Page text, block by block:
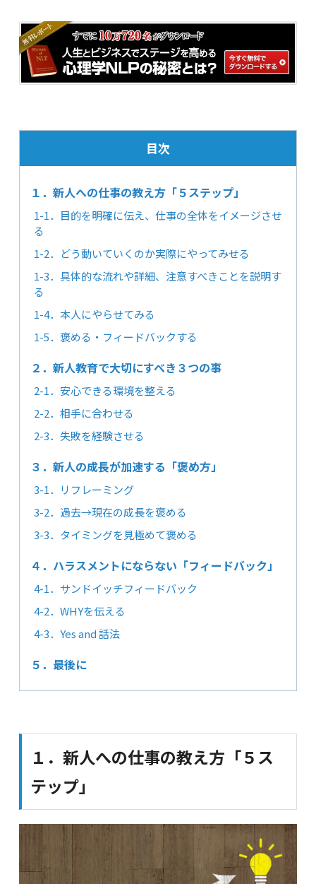
目次
１．新人への仕事の教え方「５ステップ」
1-1．目的を明確に伝え、仕事の全体をイメージさせ
る
1-2．どう動いていくのか実際にやってみせる
1-3．具体的な流れや詳細、注意すべきことを説明す
る
1-4．本人にやらせてみる
1-5．褒める・フィードバックする
２．新人教育で大切にすべき３つの事
2-1．安心できる環境を整える
2-2．相手に合わせる
2-3．失敗を経験させる
３．新人の成長が加速する「褒め方」
3-1．リフレーミング
3-2．過去→現在の成長を褒める
3-3．タイミングを見極めて褒める
４．ハラスメントにならない「フィードバック」
4-1．サンドイッチフィードバック
4-2．WHYを伝える
4-3．Yes and 話法
５．最後に
１．新人への仕事の教え方「５ス
テップ」